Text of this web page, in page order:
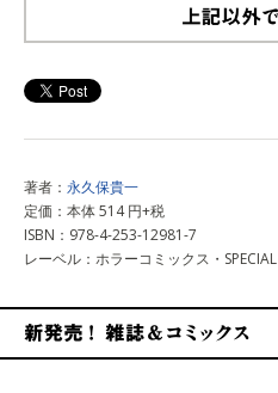
著者： 永久保貴一
定価：本体 514 円+税
ISBN：978-4-253-12981-7
レーベル：ホラーコミックス・SPECIAL